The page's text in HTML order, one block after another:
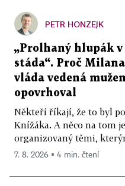
PETR HONZEJK
„Prolhaný hlupák
stáda“. Proč
vláda vedená
opovrhoval
Někteří říkají, že to byl
Knížáka. A něco na tom
organizovaný těmi,
7. 8. 2026 ▪ 4 min. čtení